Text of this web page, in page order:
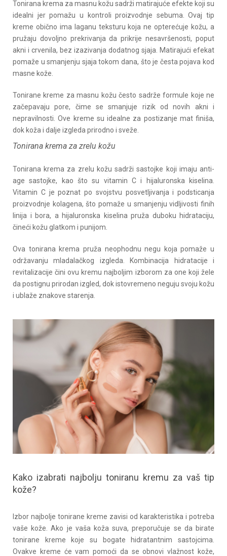
Tonirana krema za masnu kožu sadrži matirajuće efekte koji su
idealni jer pomažu u kontroli proizvodnje sebuma. Ovaj tip
kreme obično ima laganu teksturu koja ne opterećuje kožu, a
pružaju dovoljno prekrivanja da prikrije nesavršenosti, poput
akni i crvenila, bez izazivanja dodatnog sjaja. Matirajući efekat
pomaže u smanjenju sjaja tokom dana, što je česta pojava kod
masne kože.
Tonirane kreme za masnu kožu često sadrže formule koje ne
začepavaju pore, čime se smanjuje rizik od novih akni i
nepravilnosti. Ove kreme su idealne za postizanje mat finiša,
dok koža i dalje izgleda prirodno i sveže.
Tonirana krema za zrelu kožu
Tonirana krema za zrelu kožu sadrži sastojke koji imaju anti-
age sastojke, kao što su vitamin C i hijaluronska kiselina.
Vitamin C je poznat po svojstvu posvetljivanja i podsticanja
proizvodnje kolagena, što pomaže u smanjenju vidljivosti finih
linija i bora, a hijaluronska kiselina pruža duboku hidrataciju,
čineći kožu glatkom i punijom.
Ova tonirana krema pruža neophodnu negu koja pomaže u
održavanju mladalačkog izgleda. Kombinacija hidratacije i
revitalizacije čini ovu kremu najboljim izborom za one koji žele
da postignu prirodan izgled, dok istovremeno neguju svoju kožu
i ublaže znakove starenja.
Kako izabrati najbolju toniranu kremu za vaš tip
kože?
Izbor najbolje tonirane kreme zavisi od karakteristika i potreba
vaše kože. Ako je vaša koža suva, preporučuje se da birate
tonirane kreme koje su bogate hidratantnim sastojcima.
Ovakve kreme će vam pomoći da se obnovi vlažnost kože,